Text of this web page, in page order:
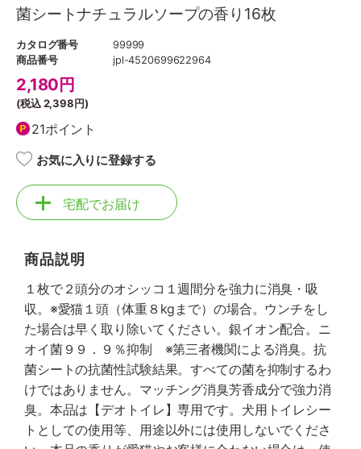
菌シートナチュラルソープの香り16枚
カタログ番号
99999
商品番号
jpl-4520699622964
2,180 円
(税込2,398円)
21ポイント
お気に入りに登録する
宅配でお届け
商品説明
１枚で２頭分のオシッコ１週間分を強力に消臭・吸
収。※愛猫１頭（体重８kgまで）の場合。ウンチをし
た場合は早く取り除いてください。銀イオン配合。ニ
オイ菌９９．９％抑制 ※第三者機関による消臭。抗
菌シートの抗菌性試験結果。すべての菌を抑制するわ
けではありません。マッチング消臭芳香成分で強力消
臭。本品は【デオトイレ】専用です。犬用トイレシー
トとしての使用等、用途以外には使用しないでくださ